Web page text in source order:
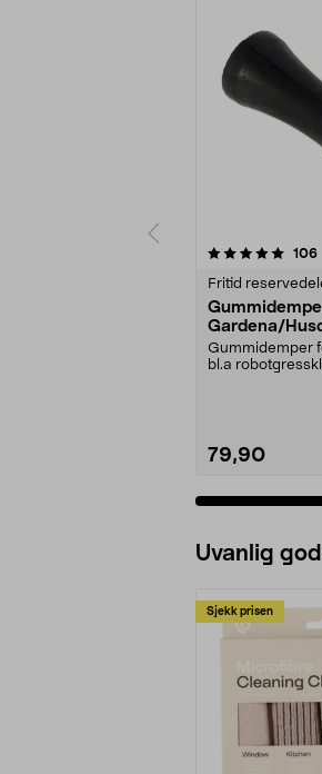
106
Fritid
Gardena/
ch/Flymo
Gummidemper
bl.a
79,90
5.0 av
Uvanlig
Sjekk prisen